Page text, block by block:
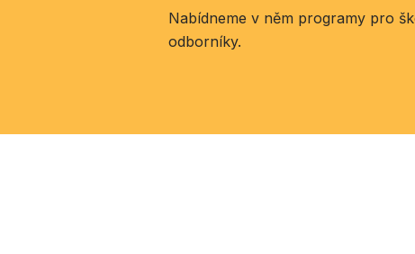
Nabídneme v něm programy pro
odborníky.